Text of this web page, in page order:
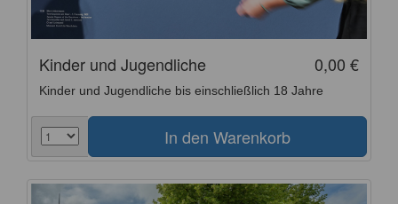
0,00 €
Kinder und Jugendliche
Kinder und Jugendliche bis einschließlich 18 Jahre